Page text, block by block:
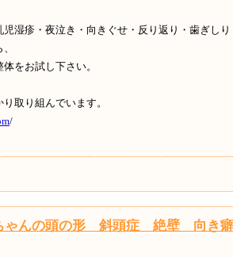
湿疹・夜泣き・向きぐせ・反り返り・歯ぎし
をお試し下さい。
取り組んでいます。
/
ゃんの頭の形 斜頭症 絶壁 向き